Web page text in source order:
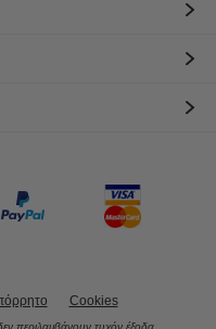
Cookies
περιλαμβάνουν τυχόν έξοδα